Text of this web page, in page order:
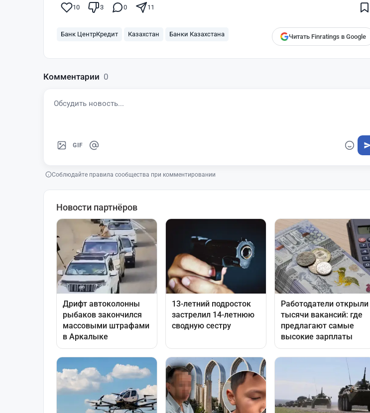
10 3 0 11
Банк ЦентрКредит Казахстан Банки Казахстана Читать Finratings в Google
Комментарии 0
GIF
Соблюдайте правила сообщества при комментировании